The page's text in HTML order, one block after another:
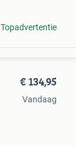
Topadvertentie
€ 134,95
Vandaag